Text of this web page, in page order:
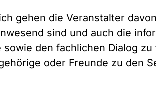
gehen die Veranstalter
sind und auch die
sowie den fachlichen Dialog
oder Freunde zu den